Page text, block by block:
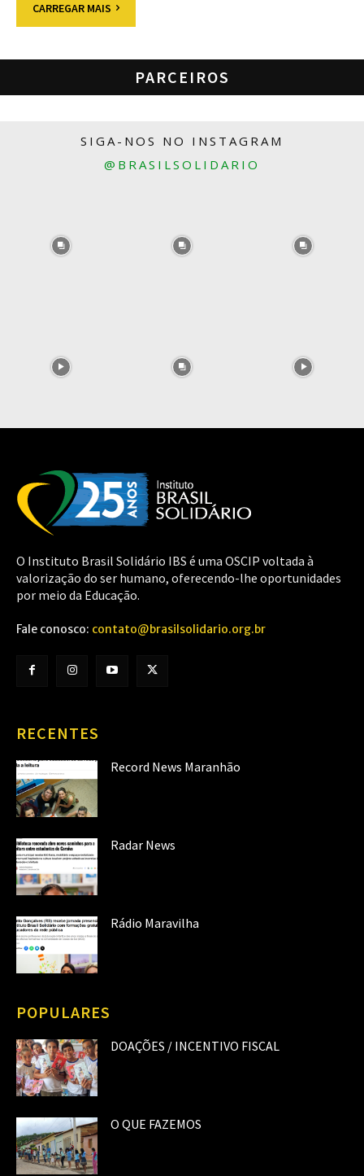
CARREGAR MAIS
PARCEIROS
SIGA-NOS NO INSTAGRAM
@BRASILSOLIDARIO
O Instituto Brasil Solidário IBS é uma OSCIP voltada à
valorização do ser humano, oferecendo-lhe oportunidades
por meio da Educação.
Fale conosco: contato@brasilsolidario.org.br
RECENTES
Record News Maranhão
Radar News
Rádio Maravilha
POPULARES
DOAÇÕES / INCENTIVO FISCAL
O QUE FAZEMOS